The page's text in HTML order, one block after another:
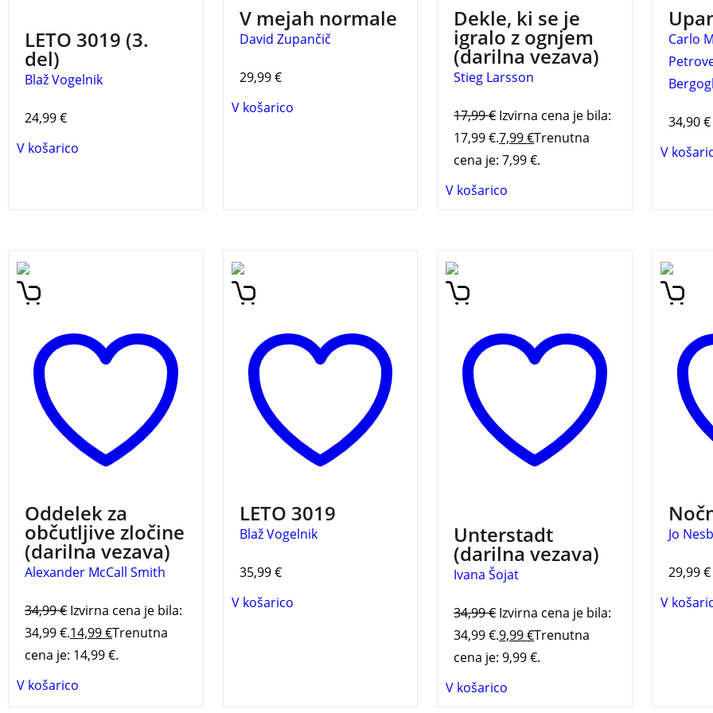
LETO 3019 (3.
del)
Blaž Vogelnik
24,99€
V košarico
avtor kot še nikoli doslej
razkriva tudi sam.
V mejah normale
David Zupančič
29,99€
V košarico
Dekle, ki se je
igralo z ognjem
(darilna vezava)
Stieg Larsson
17,99€ Izvirna cena je bila:
17,99 €.7,99€Trenutna
cena je: 7,99 €.
V košarico
Carlo
34,90€
V
Detektiv Ulf Varg, zaposlen
na malmöjskem Oddelku
obravnavajo najbolj
nenavadne primere na
Švedskem, se v prvem delu
humorne detektivske serije
skupaj s svojimi sodelavci
sooči kar s tremi
občutljivimi primeri, ki
vključujejo vse od vboda
do srhljivega nočnega
dogajanja v obmorskem
letovišču.
Oddelek za
občutljive zločine
(darilna vezava)
Alexander McCall Smith
34,99€ Izvirna cena je bila:
34,99 €.14,99€Trenutna
cena je: 14,99 €.
V košarico
Knjiga sledi dogodkom v
prihodnosti, kjer se
in znanstveni izzivi glavnih
junakov.
Roman, poln
prefinjenih dialogov,
subtilnega humorja in
vizionarskih idej, nas
popelje v svet, kjer se
srečata arhitektura
prihodnosti in večne
raziskuje ljubezen,
ambicije in prepletanje
življenja.
VOGELNIK LETO 3019
Blaž Vogelnik – LETO 3019
LETO 3019
Blaž Vogelnik
35,99€
V košarico
Večkrat nagrajeni kultni
roman Unterstadt je ena
popolnoma potegne v
zgodbo in mu daje
možnost, da se poistoveti z
glavnimi junaki. Avtorica
Ivana Šojat je bila gostja
literarnega festivala Fabula
Unterstadt
(darilna vezava)
Ivana Šojat
34,99€ Izvirna cena je bila:
34,99 €.9,99€Trenutna
cena je: 9,99 €.
V košarico
Nočna
Jo
29,99€
V